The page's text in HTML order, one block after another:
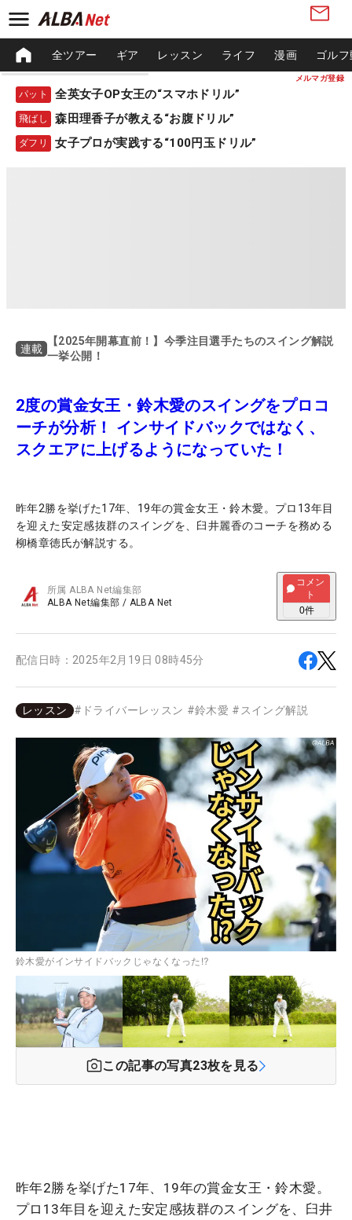
メルマガ登録
全ツアー ギア レッスン ライフ 漫画 ゴル
パット 全英女子OP女王の“スマホドリル”
飛ばし 森田理香子が教える“お腹ドリル”
ダフリ 女子プロが実践する“100円玉ドリル”
連載
【2025年開幕直前！】今季注目選手たちのスイング解説
一挙公開！
2度の賞金女王・鈴木愛のスイングをプロコ
ーチが分析！ インサイドバックではなく、
スクエアに上げるようになっていた！
昨年2勝を挙げた17年、19年の賞金女王・鈴木愛。プロ13年目
を迎えた安定感抜群のスイングを、臼井麗香のコーチを務める
柳橋章徳氏が解説する。
所属ALBA Net編集部
ALBA Net編集部 / ALBA Net
コメン
ト
0件
配信日時： 2025年2月19日 08時45分
レッスン # ドライバーレッスン #鈴木愛 #スイング解説
鈴木愛がインサイドバックじゃなくなった⁉
この記事の写真23枚を見る
昨年2勝を挙げた17年、19年の賞金女王・鈴木愛。
プロ13年目を迎えた安定感抜群のスイングを、臼井